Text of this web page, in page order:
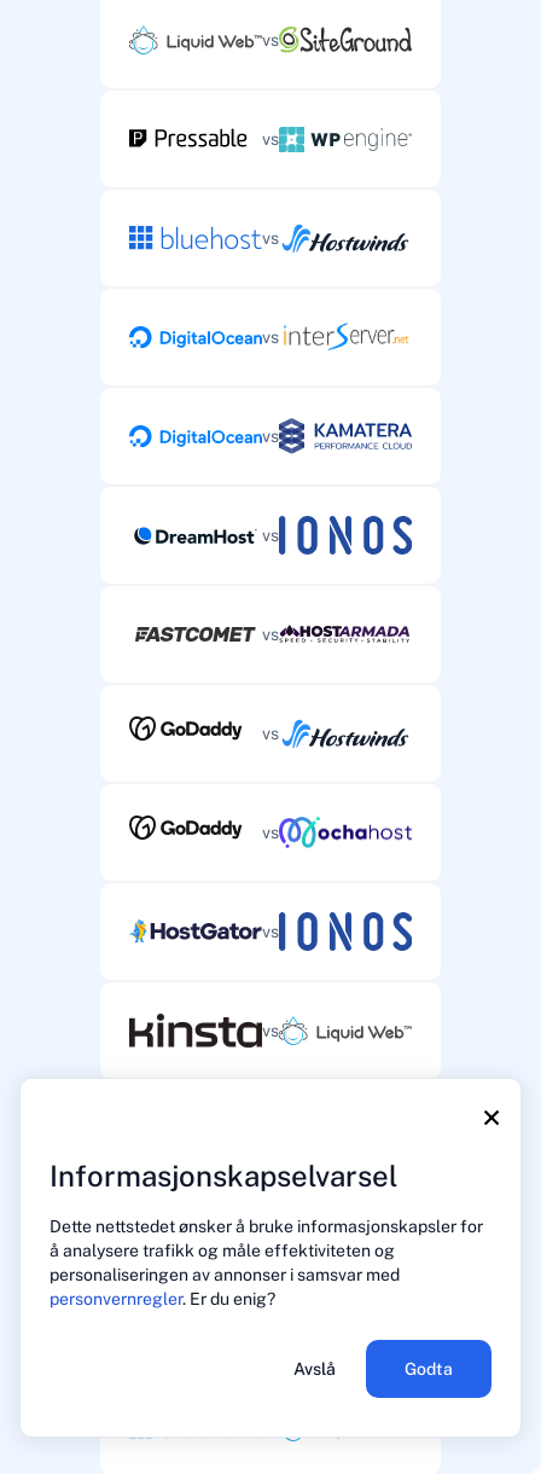
×
Informasjonskapselvarsel
Dette nettstedet ønsker å bruke informasjonskapsler for
å analysere trafikk og måle effektiviteten og
personaliseringen av annonser i samsvar med
personvernregler. Er du enig?
Avslå Godta
vs
vs
vs
vs
vs
vs
vs
vs
vs
vs
vs
vs